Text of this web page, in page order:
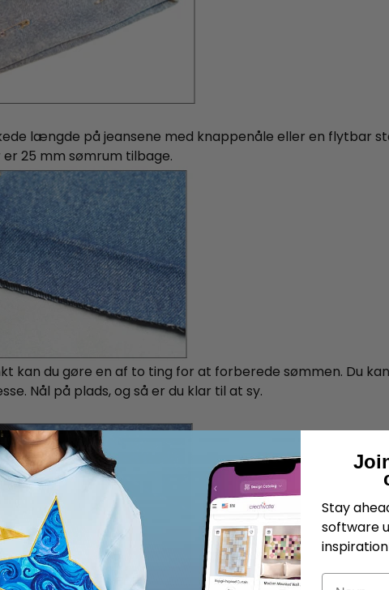
længde på jeansene med knappenåle eller en flytbar
25 mm sømrum tilbage.
kan du gøre en af to ting for at forberede sømmen. Du
Nål på plads, og så er du klar til at sy.
Stay
software
Navn